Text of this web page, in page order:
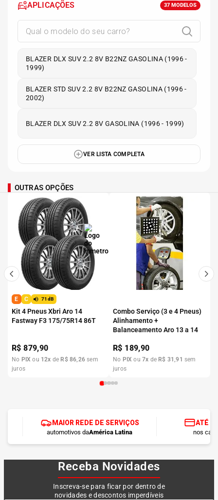
APLICAÇÕES 37 MODELOS
BLAZER DLX SUV 2.2 8V B22NZ GASOLINA (1996 -
1999)
BLAZER STD SUV 2.2 8V B22NZ GASOLINA (1996 -
2002)
BLAZER DLX SUV 2.2 8V GASOLINA (1996 - 1999)
VER LISTA COMPLETA
OUTRAS OPÇÕES
E C 71dB
Kit 4 Pneus Xbri Aro 14
Fastway F3 175/75R14 86T
R$879,90
No PIX ou 12x de R$ 86,26 sem
juros
Combo Serviço (3 e 4 Pneus)
Alinhamento +
Balanceamento Aro 13 a 14
R$ 189,90
No PIX ou7x de R$ 31 ,91 sem
juros
MAIOR REDE DE SERVIÇOS
automotivos daAmérica Latina
ATÉ
nos
Receba Novidades
Inscreva-se para ficar por dentro de
novidades e descontos imperdíveis